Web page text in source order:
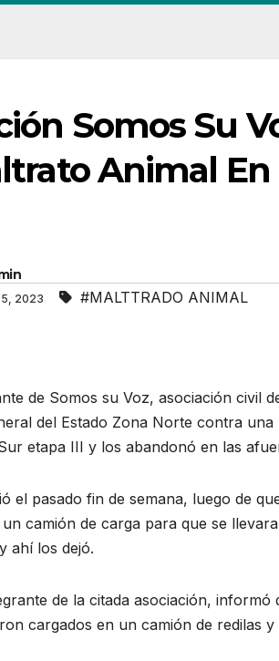
Somos Su
Animal En
2023 #MALTTRADO ANIMAL
de Somos su Voz, asociación civil
del Estado Zona Norte contra
etapa III y los abandonó en las
el pasado fin de semana, luego de
camión de carga para que se
ahí los dejó.
de la citada asociación,
cargados en un camión de redilas